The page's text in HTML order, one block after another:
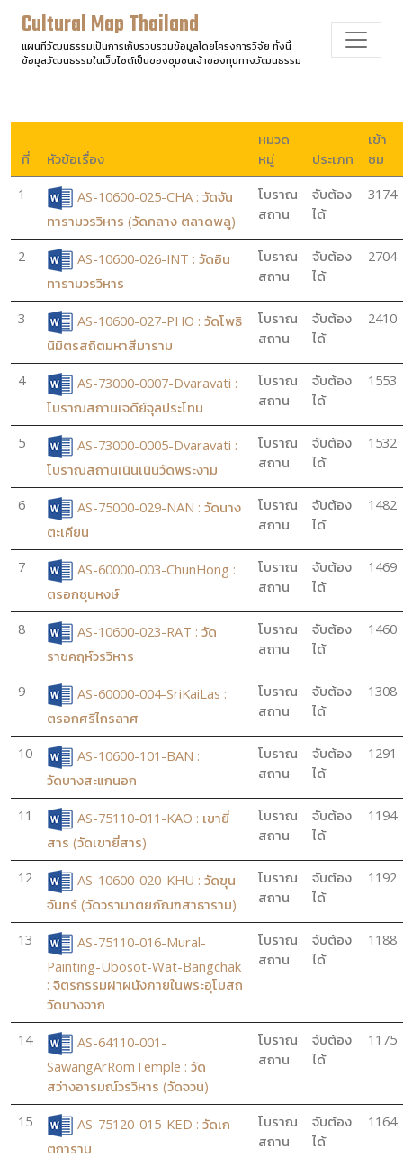
Cultural Map Thailand
แผนที่วัฒนธรรมเป็นการเก็บรวบรวมข้อมูลโดยโครงการวิจัย ทั้งนี้
ข้อมูลวัฒนธรรมในเว็บไซต์เป็นของชุมชนเจ้าของทุนทางวัฒนธรรม
ที่ หัวข้อเรื่อง
หมวด
หมู่
ประเภท
เข้า
ชม
1
AS-10600-025-CHA : วัดจัน
ทารามวรวิหาร (วัดกลาง ตลาดพลู)
โบราณ
สถาน
จับต้อง
ได้
3174
2
AS-10600-026-INT : วัดอิน
ทารามวรวิหาร
โบราณ
สถาน
จับต้อง
ได้
2704
3
AS-10600-027-PHO : วัดโพธิ
นิมิตรสถิตมหาสีมาราม
โบราณ
สถาน
จับต้อง
ได้
2410
4
AS-73000-0007-Dvaravati :
โบราณสถานเจดีย์จุลประโทน
โบราณ
สถาน
จับต้อง
ได้
1553
5
AS-73000-0005-Dvaravati :
โบราณสถานเนินเนินวัดพระงาม
โบราณ
สถาน
จับต้อง
ได้
1532
6
AS-75000-029-NAN : วัดนาง
ตะเคียน
โบราณ
สถาน
จับต้อง
ได้
1482
7
AS-60000-003-ChunHong :
ตรอกชุนหงษ์
โบราณ
สถาน
จับต้อง
ได้
1469
8
AS-10600-023-RAT : วัด
ราชคฤห์วรวิหาร
โบราณ
สถาน
จับต้อง
ได้
1460
9
AS-60000-004-SriKaiLas :
ตรอกศรีไกรลาศ
โบราณ
สถาน
จับต้อง
ได้
1308
10
AS-10600-101-BAN :
วัดบางสะแกนอก
โบราณ
สถาน
จับต้อง
ได้
1291
11
AS-75110-011-KAO : เขายี่
สาร (วัดเขายี่สาร)
โบราณ
สถาน
จับต้อง
ได้
1194
12
AS-10600-020-KHU : วัดขุน
จันทร์ (วัดวรามาตยภัณฑสาธาราม)
โบราณ
สถาน
จับต้อง
ได้
1192
13
AS-75110-016-Mural-
Painting-Ubosot-Wat-Bangchak
: จิตรกรรมฝาผนังภายในพระอุโบสถ
วัดบางจาก
โบราณ
สถาน
จับต้อง
ได้
1188
14
AS-64110-001-
SawangArRomTemple : วัด
สว่างอารมณ์วรวิหาร (วัดจวน)
โบราณ
สถาน
จับต้อง
ได้
1175
15
AS-75120-015-KED : วัดเก
ตการาม
โบราณ
สถาน
จับต้อง
ได้
1164